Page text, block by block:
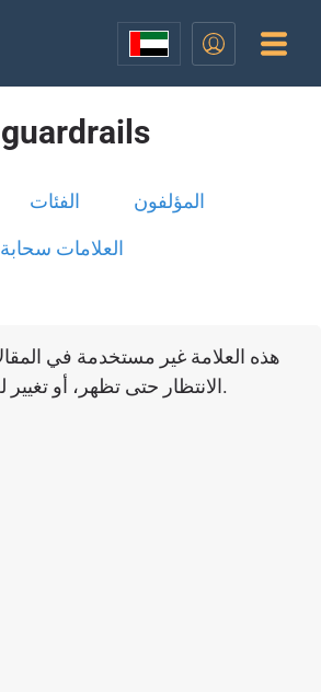
guardrails
الفئات المؤلفون
العلامات سحابة